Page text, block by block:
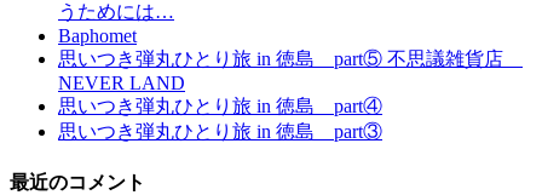
うためには…
Baphomet
思いつき弾丸ひとり旅 in 徳島 part⑤ 不思議雑貨店
NEVER LAND
思いつき弾丸ひとり旅 in 徳島 part④
思いつき弾丸ひとり旅 in 徳島 part③
最近のコメント